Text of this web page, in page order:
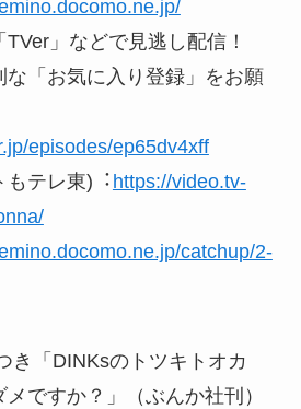
」などで見逃し配信！
「お気に入り登録」をお願
episodes/ep65dv4xff
テレ東)︓ https://video.tv-
catchup/2-
き「DINKsのトツキトオカ
メですか？」（ぶんか社刊）